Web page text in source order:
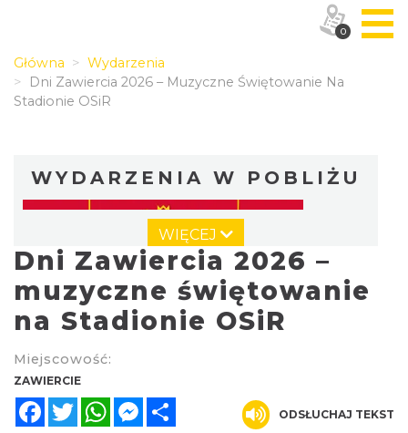
Główna
Wydarzenia
Dni Zawiercia 2026 – Muzyczne Świętowanie Na
Stadionie OSiR
WYDARZENIA W POBLIŻU
Zawiercie
0.34 km
WIĘCEJ
Dni Zawiercia 2026 –
muzyczne świętowanie
na Stadionie OSiR
Miejscowość:
ZAWIERCIE
FacebookTwitterWhatsAppMessenger
ODSŁUCHAJ TEKST
0